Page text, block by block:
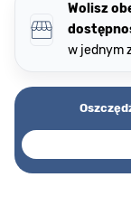
Wolisz
w jednym